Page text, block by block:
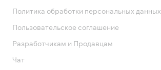
Политика обработки персональных данных
Пользовательское соглашение
Разработчикам и Продавцам
Чат